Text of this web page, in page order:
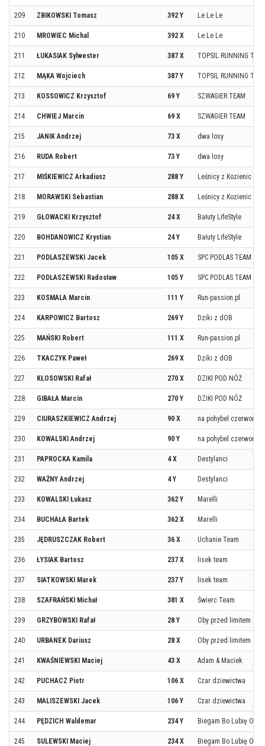
209 ZBIKOWSKI Tomasz 392 Y Le Le Le
210 MROWIEC Michal 392 X Le Le Le
211 ŁUKASIAK Sylwester 387 X TOPSIL RUNNING
212 MĄKA Wojciech 387 Y TOPSIL RUNNING
213 KOSSOWICZ Krzysztof 69 Y SZWAGIER TEAM
214 CHWIEJ Marcin 69 X SZWAGIER TEAM
215 JANIK Andrzej 73 X dwa losy
216 RUDA Robert 73 Y dwa losy
217 MIŚKIEWICZ Arkadiusz 288 Y Leśnicy z Kozienic
218 MORAWSKI Sebastian 288 X Leśnicy z Kozienic
219 GŁOWACKI Krzysztof 24 X Bałuty LifeStyle
220 BOHDANOWICZ Krystian 24 Y Bałuty LifeStyle
221 PODLASZEWSKI Jacek 105 X SPC PODLAS TEAM
222 PODLASZEWSKI Radosław 105 Y SPC PODLAS TEAM
223 KOSMALA Marcin 111 Y Run-passion.pl
224 KARPOWICZ Bartosz 269 Y Dziki z dOB
225 MAŃSKI Robert 111 X Run-passion.pl
226 TKACZYK Paweł 269 X Dziki z dOB
227 KŁOSOWSKI Rafał 270 X DZIKI POD NÓŻ
228 GIBAŁA Marcin 270 Y DZIKI POD NÓŻ
229 CIURASZKIEWICZ Andrzej 90 X na pohybel
230 KOWALSKI Andrzej 90 Y na pohybel
231 PAPROCKA Kamila 4 X Destylanci
232 WAŻNY Andrzej 4 Y Destylanci
233 KOWALSKI Łukasz 362 Y Marelli
234 BUCHAŁA Bartek 362 X Marelli
235 JĘDRUSZCZAK Robert 36 X Uchanie Team
236 ŁYSIAK Bartosz 237 X lisek team
237 SIATKOWSKI Marek 237 Y lisek team
238 SZAFRAŃSKI Michał 381 X Świerc Team
239 GRZYBOWSKI Rafał 28 Y Oby przed limitem
240 URBANEK Dariusz 28 X Oby przed limitem
241 KWAŚNIEWSKI Maciej 43 X Adam & Maciek
242 PUCHACZ Piotr 106 X Czar dziewictwa
243 MALISZEWSKI Jacek 106 Y Czar dziewictwa
244 PĘDZICH Waldemar 234 Y Biegam Bo Lubię
245 SULEWSKI Maciej 234 X Biegam Bo Lubię